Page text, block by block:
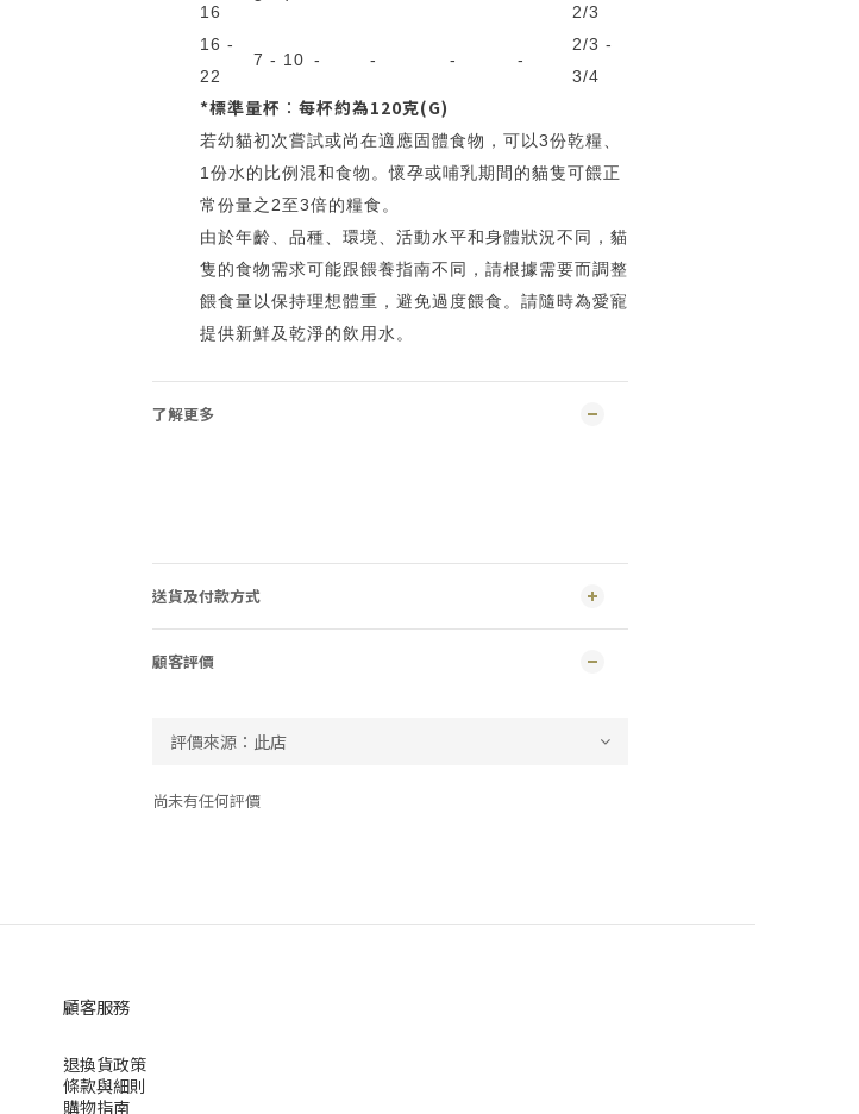
16
2/3
16 -
22
7 - 10 - - - -
2/3 -
3/4
*標準量杯︰每杯約為120克(G)
若幼貓初次嘗試或尚在適應固體食物，可以3份乾糧、
1份水的比例混和食物。懷孕或哺乳期間的貓隻可餵正
常份量之2至3倍的糧食。
由於年齡、品種、環境、活動水平和身體狀況不同，貓
隻的食物需求可能跟餵養指南不同，請根據需要而調整
餵食量以保持理想體重，避免過度餵食。請隨時為愛寵
提供新鮮及乾淨的飲用水。
了解更多
送貨及付款方式
顧客評價
尚未有任何評價
顧客服務
退換貨政策
條款與細則
購物指南